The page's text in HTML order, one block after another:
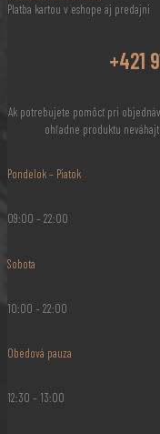
Platba kartou v eshope aj predajni
+421
Ak potrebujete pomôcť pri
ohľadne produktu
Pondelok – Piatok
09:00 – 22:00
Sobota
10:00 – 22:00
Obedová pauza
12:30 – 13:00